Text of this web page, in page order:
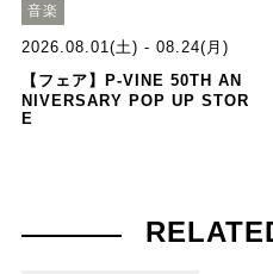
音楽
2026.08.01(土) - 08.24(月)
【フェア】P-VINE 50TH AN
NIVERSARY POP UP STOR
E